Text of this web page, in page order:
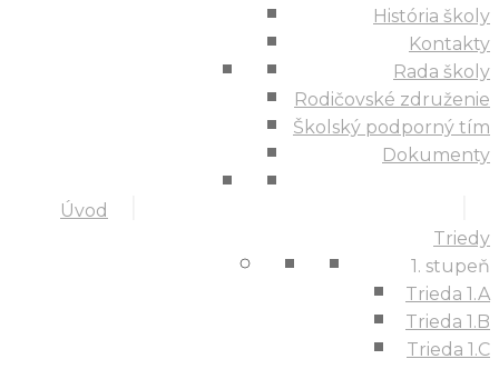
Úvod
História školy
Kontakty
Rada školy
Rodičovské združenie
Školský podporný tím
Dokumenty
Triedy
1. stupeň
Trieda 1.A
Trieda 1.B
Trieda 1.C